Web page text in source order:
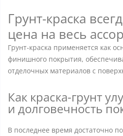
Грунт-краска
цена на весь
Грунт-краска применяется как
финишного покрытия,
отделочных материалов с
Как краска-грунт
и долговечность
В последнее время достаточно